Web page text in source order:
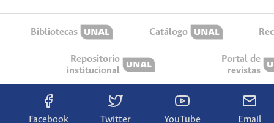
Bibliotecas Catálogo
Repositorio
institucional
Portal de
revistas
Facebook Twitter YouTube Email